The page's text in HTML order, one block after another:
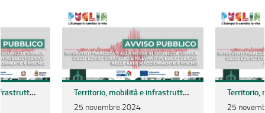
Territorio, mobilità e infrastrutture
Territorio, mobilità e infrastrutture
25 novembre 2024
25